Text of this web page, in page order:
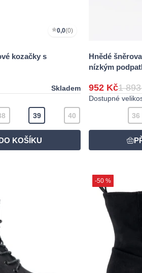
0,0(0)
kozačky s
Skladem
39 40
Hnědé
nízkým
952 Kč1
Dostupné
36
-50 %